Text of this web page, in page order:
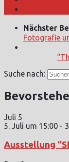
Nächster
Fotografie
Suche nach:
Juli 5
5. Juli um 15:00 -
Ausstellung